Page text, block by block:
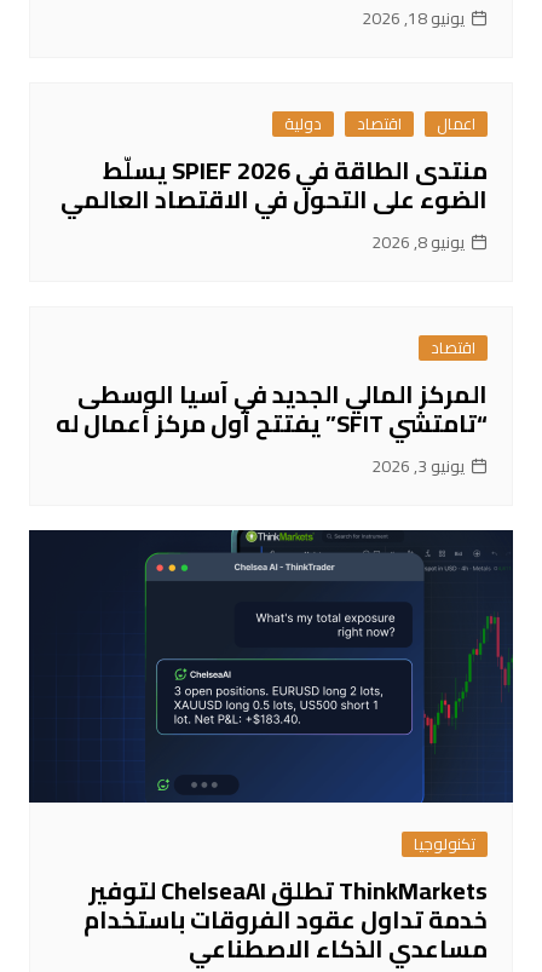
يونيو 18, 2026
اعمال اقتصاد دولية
منتدى الطاقة في SPIEF 2026 يسلّط
الضوء على التحول في الاقتصاد العالمي
يونيو 8, 2026
اقتصاد
المركز المالي الجديد في آسيا الوسطى
“تامتشي SFIT” يفتتح أول مركز أعمال له
يونيو 3, 2026
تكنولوجيا
ThinkMarkets تطلق ChelseaAI لتوفير
خدمة تداول عقود الفروقات باستخدام
مساعدي الذكاء الاصطناعي